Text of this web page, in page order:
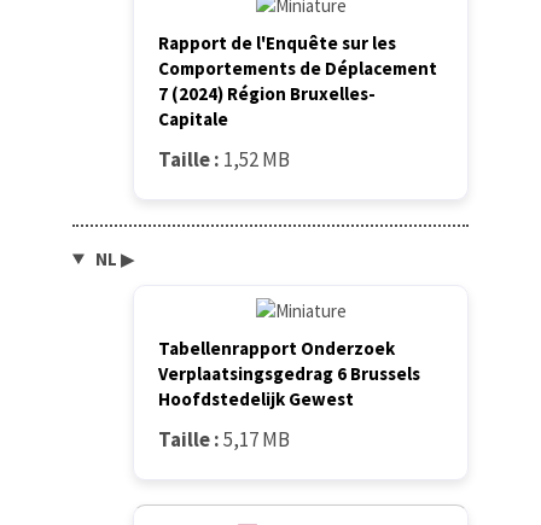
Rapport de l'Enquête sur les
Comportements de Déplacement
7 (2024) Région Bruxelles-
Capitale
Taille : 1,52 MB
NL ▶
Tabellenrapport Onderzoek
Verplaatsingsgedrag 6 Brussels
Hoofdstedelijk Gewest
Taille :5,17 MB